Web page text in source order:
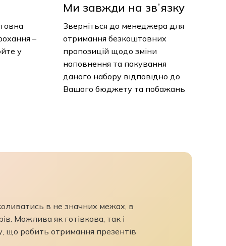
–
у
Ми завжди на звʼязку
Зверніться до менеджера для
отримання безкоштовних
пропозицій щодо зміни
наповнення та пакування
даного набору відповідно до
Вашого бюджету та побажань
в не значних межах, в
Можлива як готівкова, так і
що робить отримання презентів